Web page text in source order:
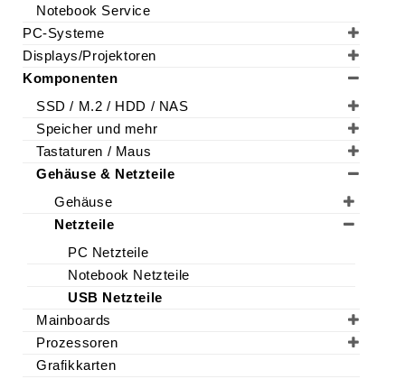
Notebook Service
PC-Systeme
Displays/Projektoren
Komponenten
SSD / M.2 / HDD / NAS
Speicher und mehr
Tastaturen / Maus
Gehäuse & Netzteile
Gehäuse
Netzteile
PC Netzteile
Notebook Netzteile
USB Netzteile
Mainboards
Prozessoren
Grafikkarten